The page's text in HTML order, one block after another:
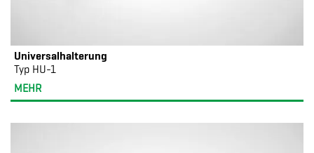
Universalhalterung
Typ HU-1
MEHR